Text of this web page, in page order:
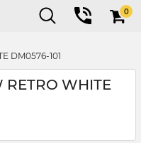
0
DM0576-101
RETRO WHITE